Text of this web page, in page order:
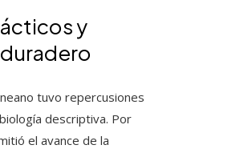
y
tuvo repercusiones
descriptiva. Por
el avance de la